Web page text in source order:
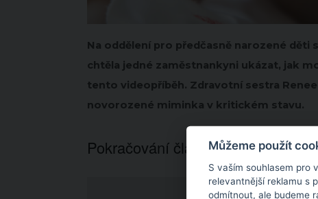
Na oddělení pro předčasně narozené děti
chtěla jedné zaměstnankyni ukázat, jak
tento videopříběh. Zdravotní sestra
novorozené miminka v kritickém stavu.
Pokračování článku níže...
Můžeme použít
S vaším souhlasem pro
relevantnější reklamu s
odmítnout, ale budeme